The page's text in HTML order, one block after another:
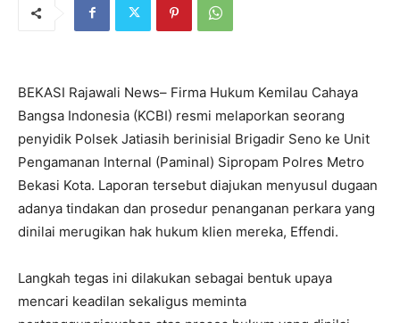
BEKASI Rajawali News– Firma Hukum Kemilau Cahaya
Bangsa Indonesia (KCBI) resmi melaporkan seorang
penyidik Polsek Jatiasih berinisial Brigadir Seno ke Unit
Pengamanan Internal (Paminal) Sipropam Polres Metro
Bekasi Kota. Laporan tersebut diajukan menyusul dugaan
adanya tindakan dan prosedur penanganan perkara yang
dinilai merugikan hak hukum klien mereka, Effendi.
Langkah tegas ini dilakukan sebagai bentuk upaya
mencari keadilan sekaligus meminta